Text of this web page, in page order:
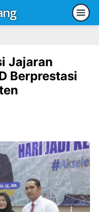
Jajaran
Berprestasi